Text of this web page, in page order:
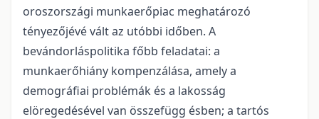
oroszországi munkaerőpiac meghatározó
tényezőjévé vált az utóbbi időben. A
bevándorláspolitika főbb feladatai: a
munkaerőhiány kompenzálása, amely a
demográfiai problémák és a lakosság
elöregedésével van összefügg ésben; a tartós